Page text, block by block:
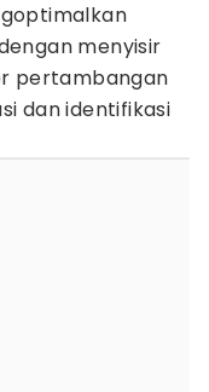
menyisir
pertambangan
dan identifikasi